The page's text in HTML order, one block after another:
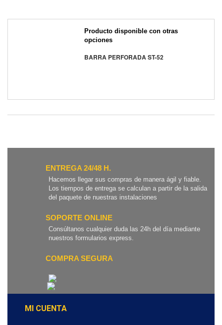
Producto disponible con otras
opciones
BARRA PERFORADA ST-52
ENTREGA 24/48 H.
Hacemos llegar sus compras de manera ágil y fiable.
Los tiempos de entrega se calculan a partir de la salida
del paquete de nuestras instalaciones
SOPORTE ONLINE
Consúltanos cualquier duda las 24h del día mediante
nuestros formularios express.
COMPRA SEGURA
MI CUENTA